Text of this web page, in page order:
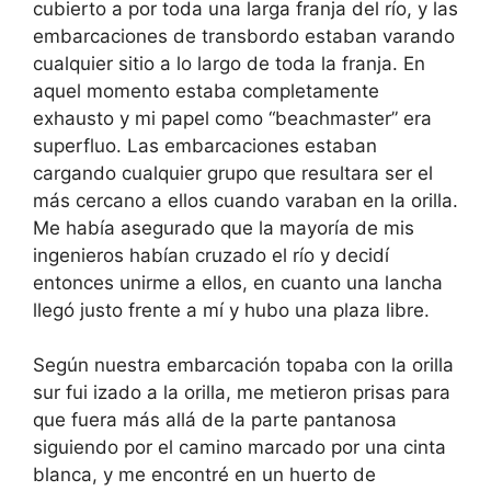
cubierto a por toda una larga franja del río, y las
embarcaciones de transbordo estaban varando
cualquier sitio a lo largo de toda la franja. En
aquel momento estaba completamente
exhausto y mi papel como “beachmaster” era
superfluo. Las embarcaciones estaban
cargando cualquier grupo que resultara ser el
más cercano a ellos cuando varaban en la orilla.
Me había asegurado que la mayoría de mis
ingenieros habían cruzado el río y decidí
entonces unirme a ellos, en cuanto una lancha
llegó justo frente a mí y hubo una plaza libre.
Según nuestra embarcación topaba con la orilla
sur fui izado a la orilla, me metieron prisas para
que fuera más allá de la parte pantanosa
siguiendo por el camino marcado por una cinta
blanca, y me encontré en un huerto de